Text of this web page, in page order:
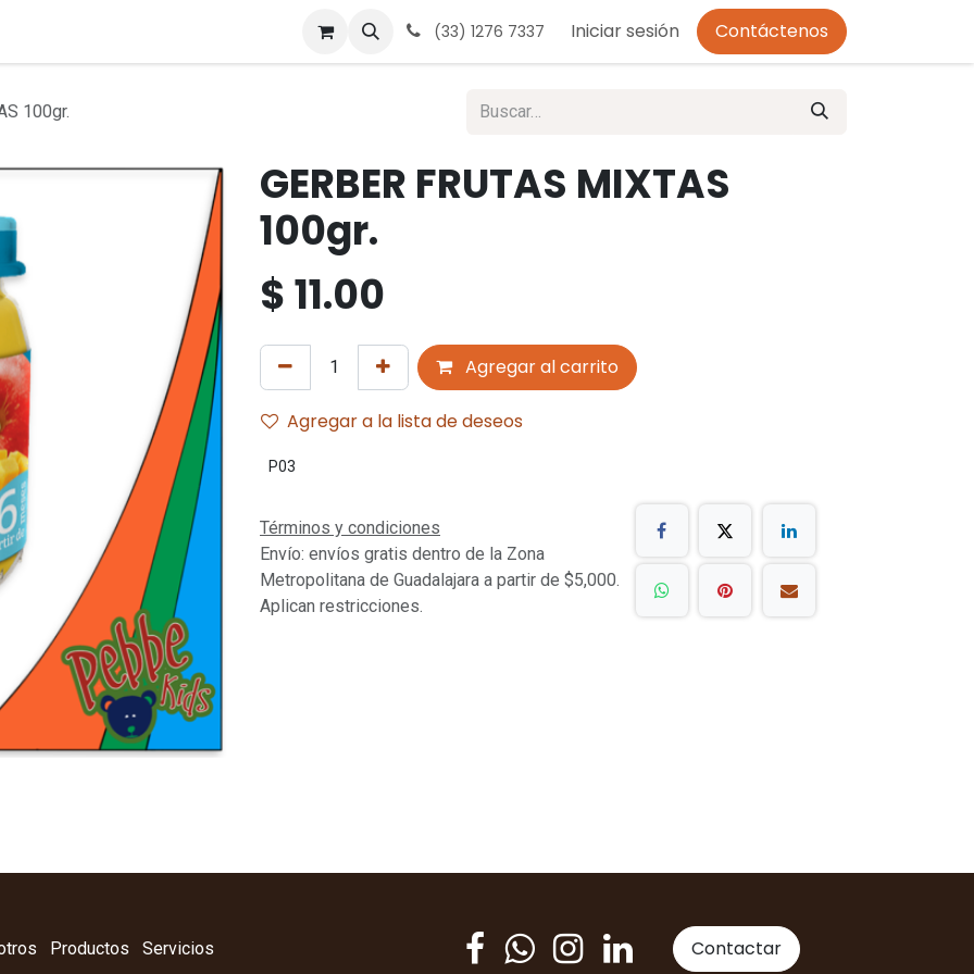
Términos y condiciones Aviso de Privacidad
(33) 1276 7337 Iniciar sesión Contáctenos
100gr.
GERBER FRUTAS MIXTAS
100gr.
$11.00
Agregar al carrito
Agregar a la lista de deseos
P03
Términos y condiciones
Envío: envíos gratis dentro de la Zona
Metropolitana de Guadalajara a partir de $5,000.
Aplican restricciones.
Productos Servicios Contactar